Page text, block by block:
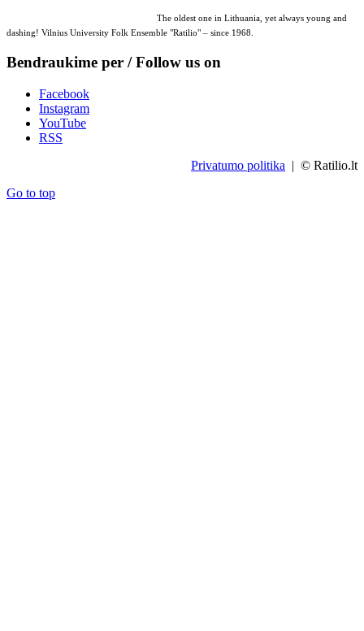
The oldest one in Lithuania, yet always young and
dashing! Vilnius University Folk Ensemble "Ratilio" – since 1968.
Bendraukime per / Follow us on
Facebook
Instagram
YouTube
RSS
Privatumo politika | © Ratilio.lt
Go to top